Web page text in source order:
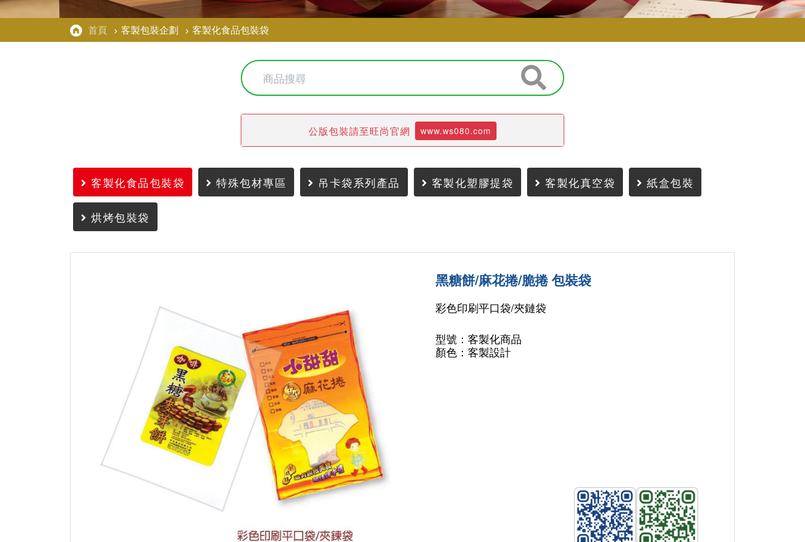
首頁 客製包裝企劃 客製化食品包裝袋
公版包裝請至旺尚官網 www.ws080.com
客製化食品包裝袋 特殊包材專區 吊卡袋系列產品 客製化塑膠提袋 客製化真空袋 紙盒包裝
烘烤包裝袋
黑糖餅/麻花捲/脆捲 包裝袋
彩色印刷平口袋/夾鏈袋
型號：客製化商品
顏色：客製設計